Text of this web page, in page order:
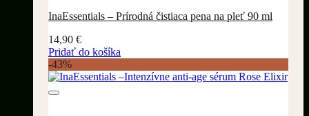
InaEssentials – Prírodná čistiaca pena na pleť 90 ml
14,90 €
Pridať do košíka
-43%